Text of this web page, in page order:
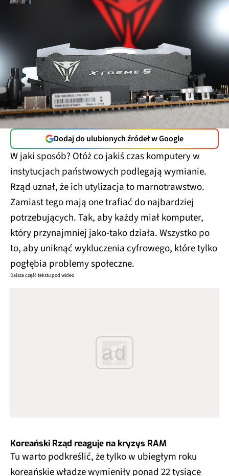
Dodaj do ulubionych źródeł w Google
W jaki sposób? Otóż co jakiś czas komputery w
instytucjach państwowych podlegają wymianie.
Rząd uznał, że ich utylizacja to marnotrawstwo.
Zamiast tego mają one trafiać do najbardziej
potrzebujących. Tak, aby każdy miał komputer,
który przynajmniej jako-tako działa. Wszystko po
to, aby uniknąć wykluczenia cyfrowego, które tylko
pogłębia problemy społeczne.
Dalsza część tekstu pod wideo
ad
Koreański Rząd reaguje na kryzys RAM
Tu warto podkreślić, że tylko w ubiegłym roku
koreańskie władze wymieniły ponad 22 tysiące